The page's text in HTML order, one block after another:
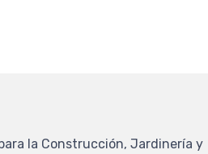
la Construcción, Jardinería y